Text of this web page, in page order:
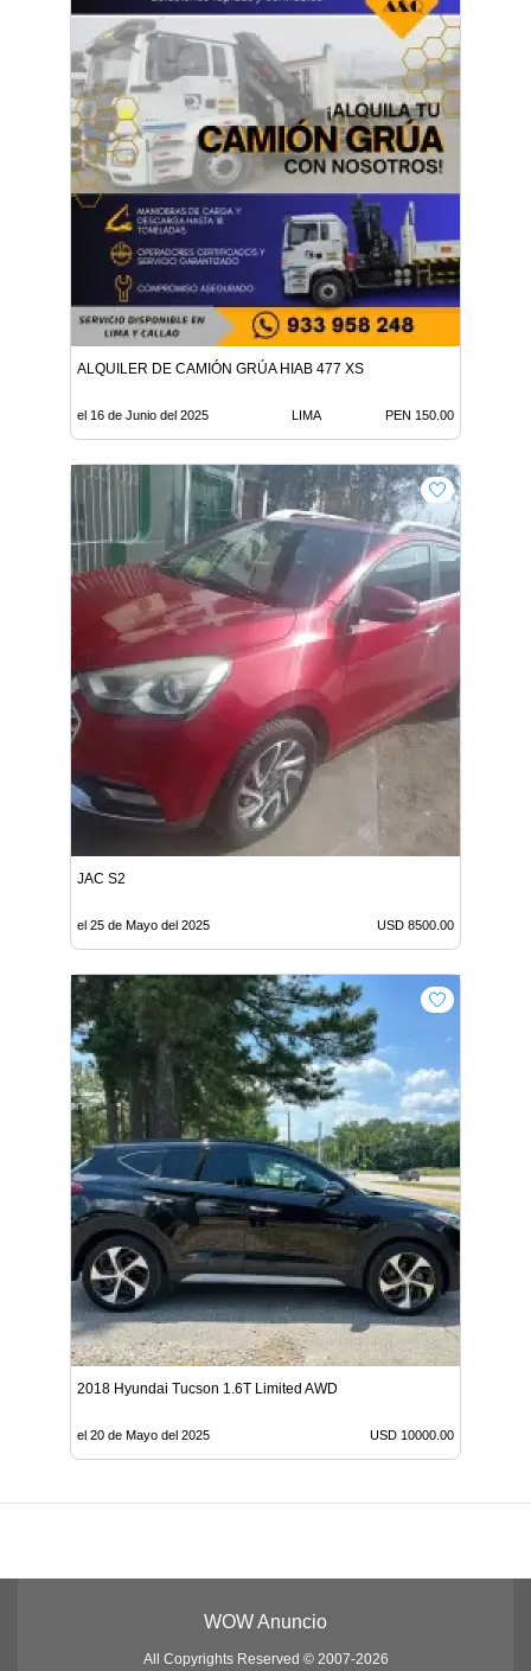
ALQUILER DE CAMIÓN GRÚA HIAB 477 XS
el 16 de Junio del 2025 LIMA PEN 150.00
JAC S2
el 25 de Mayo del 2025 USD 8500.00
2018 Hyundai Tucson 1.6T Limited AWD
el 20 de Mayo del 2025 USD 10000.00
WOW Anuncio
All Copyrights Reserved © 2007-2026